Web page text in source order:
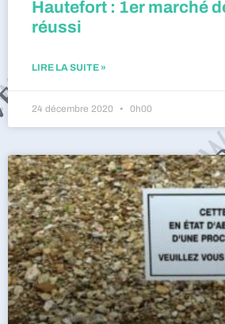
Hautefort : 1er marché
réussi
LIRE LA SUITE »
24 décembre 2020 0h00